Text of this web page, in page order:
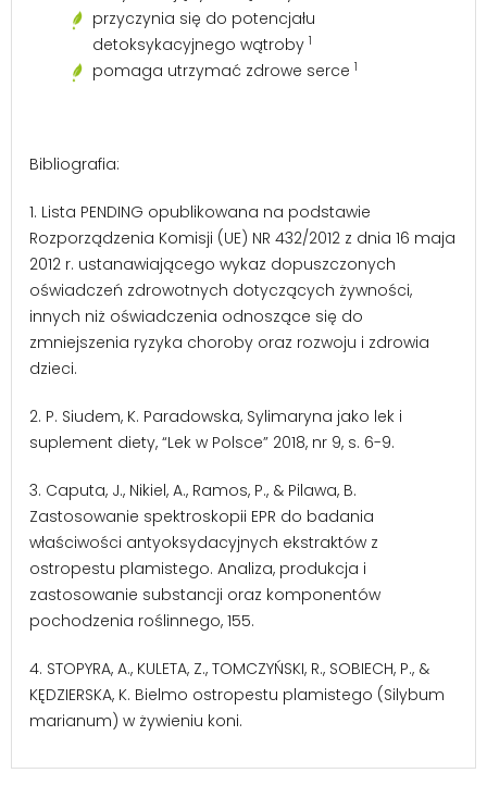
przyczynia się do potencjału
detoksykacyjnego wątroby 1
pomaga utrzymać zdrowe serce 1
Bibliografia:
1. Lista PENDING opublikowana na podstawie
Rozporządzenia Komisji (UE) NR 432/2012 z dnia 16 maja
2012 r. ustanawiającego wykaz dopuszczonych
oświadczeń zdrowotnych dotyczących żywności,
innych niż oświadczenia odnoszące się do
zmniejszenia ryzyka choroby oraz rozwoju i zdrowia
dzieci.
2. P. Siudem, K. Paradowska, Sylimaryna jako lek i
suplement diety, “Lek w Polsce” 2018, nr 9, s. 6-9.
3. Caputa, J., Nikiel, A., Ramos, P., & Pilawa, B.
Zastosowanie spektroskopii EPR do badania
właściwości antyoksydacyjnych ekstraktów z
ostropestu plamistego. Analiza, produkcja i
zastosowanie substancji oraz komponentów
pochodzenia roślinnego, 155.
4. STOPYRA, A., KULETA, Z., TOMCZYŃSKI, R., SOBIECH, P., &
KĘDZIERSKA, K. Bielmo ostropestu plamistego (Silybum
marianum) w żywieniu koni.